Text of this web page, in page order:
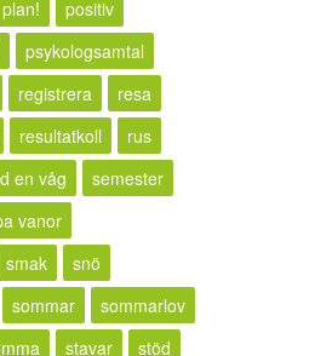
plan!
positiv
psykologsamtal
registrera
resa
resultatkoll
rus
en våg
semester
vanor
smak
snö
sommar
sommarlov
stavar
stöd